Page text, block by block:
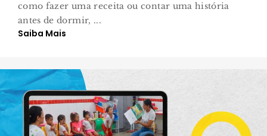
como fazer uma receita ou contar uma história
antes de dormir, ...
Saiba Mais